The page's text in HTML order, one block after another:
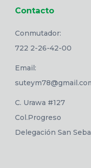
Contacto
Conmutador:
722 2-26-42-00
Email:
C. Urawa #127
Col.Progreso
Delegación San